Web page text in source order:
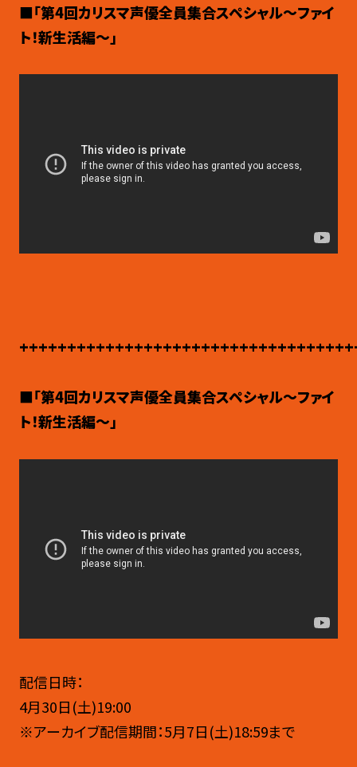
■「第4回カリスマ声優全員集合スペシャル〜ファイ
ト！新生活編〜」
■「第4回カリスマ声優全員集合スペシャル〜ファイ
ト！新生活編〜」
配信日時：
4月30日(土)19:00
※アーカイブ配信期間：5月7日(土)18:59まで